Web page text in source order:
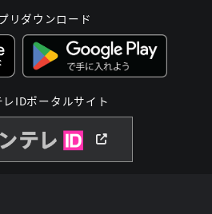
リダウンロード
IDポータルサイト